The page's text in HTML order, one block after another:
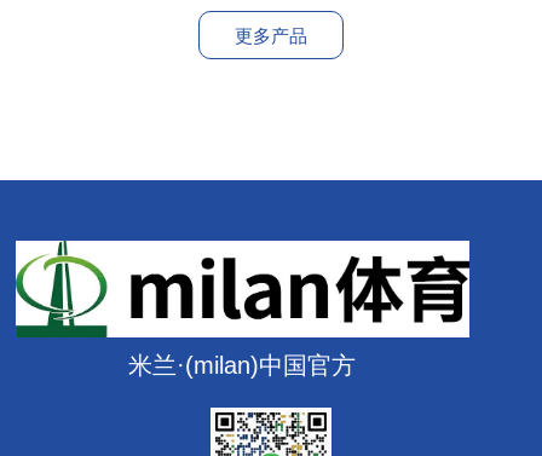
更多产品
米兰·(milan)中国官方